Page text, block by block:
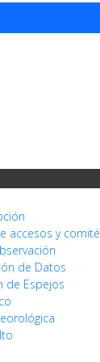
accesos y
de Datos
de Espejos